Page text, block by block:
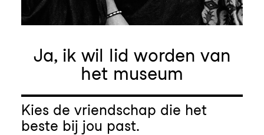
Ja, ik wil lid worden van
het museum
Kies de vriendschap die het
beste bij jou past.